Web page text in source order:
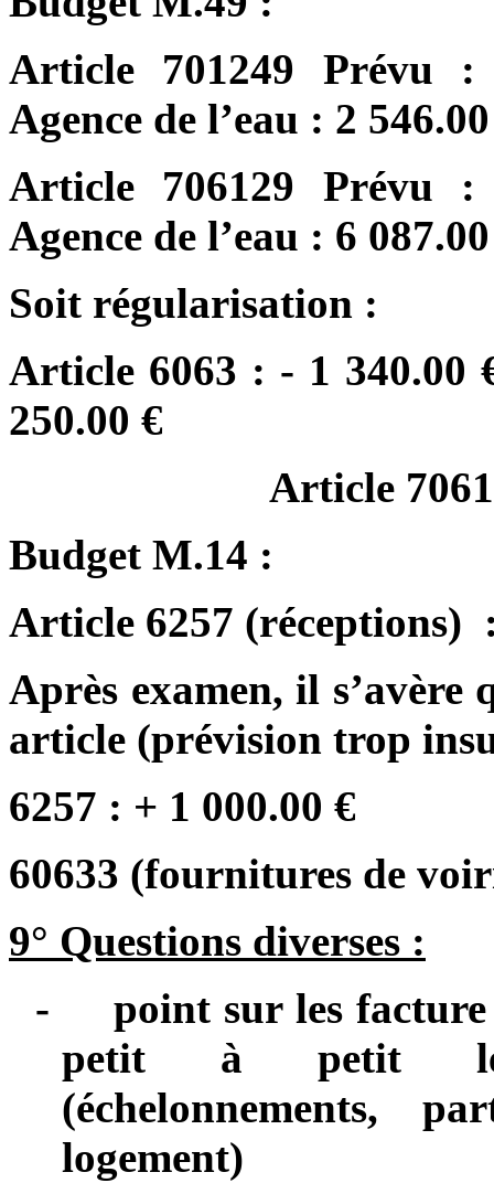
Article 701249 Prévu
Agence de l’eau : 2
Article 706129 Prévu
Agence de l’eau : 6
Soit régularisation :
Article 6063 : - 1 340.00
250.00 €
Article
Budget M.14 :
Article 6257 (réceptions)
Après examen, il s’avère
article (prévision trop
6257 : + 1 000.00 €
60633 (fournitures de
9° Questions diverses :
-
point sur les
petit à petit les
(échelonnements,
logement)